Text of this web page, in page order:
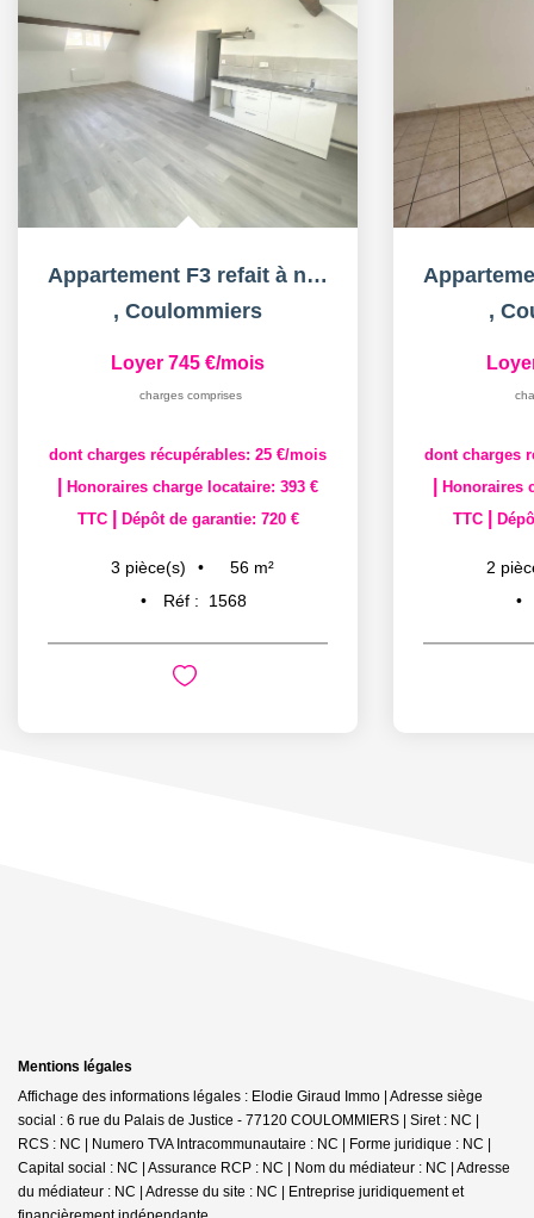
Appartement F3 refait à neuf
, Coulommiers
Loyer 745 €/mois
charges comprises
dont charges récupérables: 25 €/mois
Honoraires charge locataire: 393 €
TTC
Dépôt de garantie: 720 €
3 pièce(s) 56 m²
Réf :
1568
,
dont charges
Honoraires
TTC
2
Mentions légales
Affichage des informations légales : Elodie Giraud Immo | Adresse siège
social : 6 rue du Palais de Justice - 77120 COULOMMIERS | Siret : NC |
RCS : NC | Numero TVA Intracommunautaire : NC | Forme juridique : NC |
Capital social : NC | Assurance RCP : NC | Nom du médiateur : NC | Adresse
du médiateur : NC | Adresse du site : NC | Entreprise juridiquement et